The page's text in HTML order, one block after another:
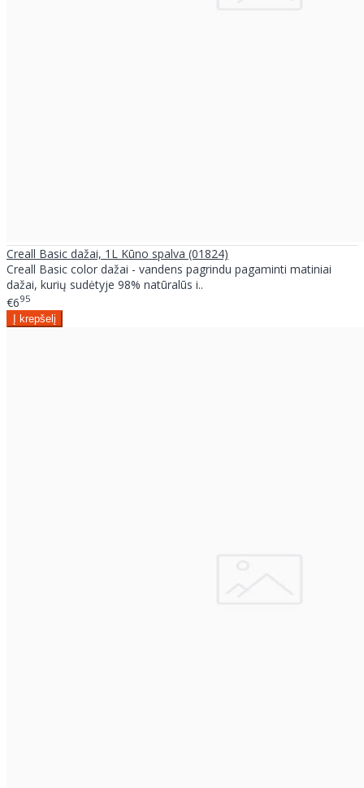
Creall Basic dažai, 1L Kūno spalva (01824)
Creall Basic color dažai - vandens pagrindu pagaminti matiniai
dažai, kurių sudėtyje 98% natūralūs i..
€695